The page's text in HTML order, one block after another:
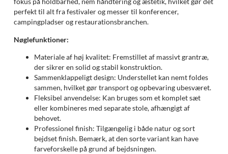
perfekt til alt fra festivaler og messer til konferencer,
campingpladser og restaurationsbranchen.
Nøglefunktioner:
Materiale af høj kvalitet: Fremstillet af massivt grantræ,
der sikrer en solid og stabil konstruktion.
Sammenklappeligt design: Understellet kan nemt foldes
sammen, hvilket gør transport og opbevaring ubesværet.
Fleksibel anvendelse: Kan bruges som et komplet sæt
eller kombineres med separate stole, afhængigt af
behovet.
Professionel finish: Tilgængelig i både natur og sort
bejdset finish. Bemærk, at den sorte variant kan have
farveforskelle på grund af bejdsningen.